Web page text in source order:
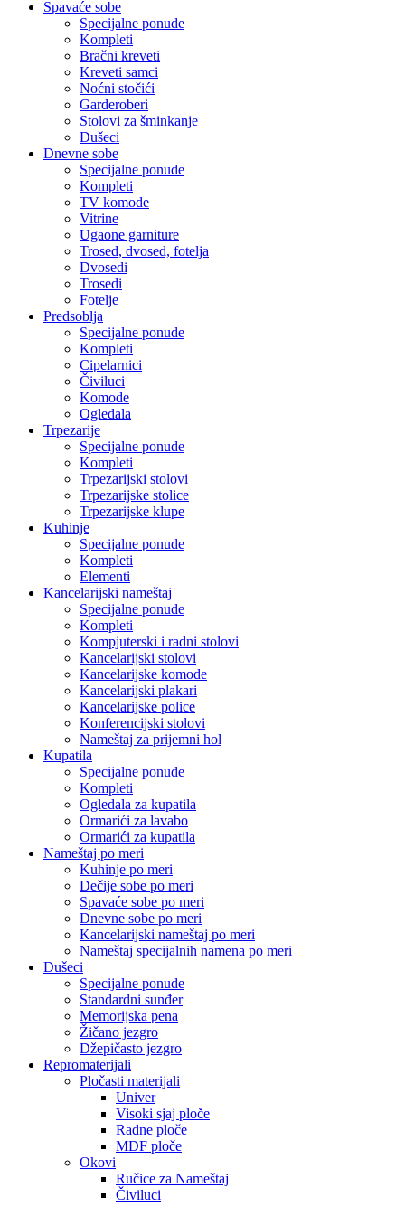
Spavaće sobe
Specijalne ponude
Kompleti
Bračni kreveti
Kreveti samci
Noćni stočići
Garderoberi
Stolovi za šminkanje
Dušeci
Dnevne sobe
Specijalne ponude
Kompleti
TV komode
Vitrine
Ugaone garniture
Trosed, dvosed, fotelja
Dvosedi
Trosedi
Fotelje
Predsoblja
Specijalne ponude
Kompleti
Cipelarnici
Čiviluci
Komode
Ogledala
Trpezarije
Specijalne ponude
Kompleti
Trpezarijski stolovi
Trpezarijske stolice
Trpezarijske klupe
Kuhinje
Specijalne ponude
Kompleti
Elementi
Kancelarijski nameštaj
Specijalne ponude
Kompleti
Kompjuterski i radni stolovi
Kancelarijski stolovi
Kancelarijske komode
Kancelarijski plakari
Kancelarijske police
Konferencijski stolovi
Nameštaj za prijemni hol
Kupatila
Specijalne ponude
Kompleti
Ogledala za kupatila
Ormarići za lavabo
Ormarići za kupatila
Nameštaj po meri
Kuhinje po meri
Dečije sobe po meri
Spavaće sobe po meri
Dnevne sobe po meri
Kancelarijski nameštaj po meri
Nameštaj specijalnih namena po meri
Dušeci
Specijalne ponude
Standardni sunđer
Memorijska pena
Žičano jezgro
Džepičasto jezgro
Repromaterijali
Pločasti materijali
Univer
Visoki sjaj ploče
Radne ploče
MDF ploče
Okovi
Ručice za Nameštaj
Čiviluci